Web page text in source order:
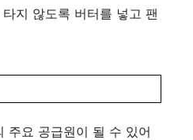
지 않도록 버터를 넣고 팬
주요 공급원이 될 수 있어